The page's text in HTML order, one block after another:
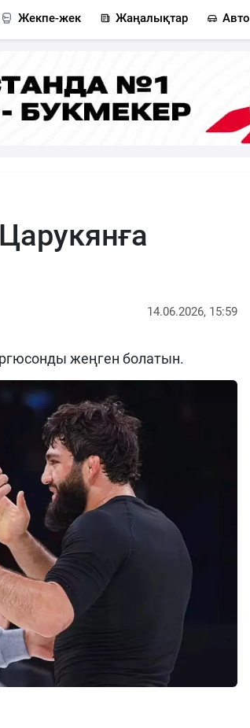
Жекпе-жек Жаңалықтар Авто
14.06.2026, 15:59
жеңген болатын.